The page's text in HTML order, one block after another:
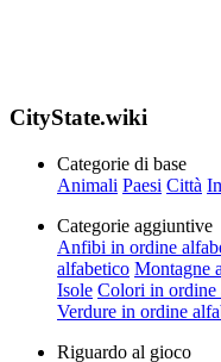
CityState.wiki
Categorie di base
Animali Paesi Città
Categorie aggiuntive
Anfibi in ordine
alfabetico Montagne
Isole Colori in ordine
Verdure in ordine
Riguardo al gioco